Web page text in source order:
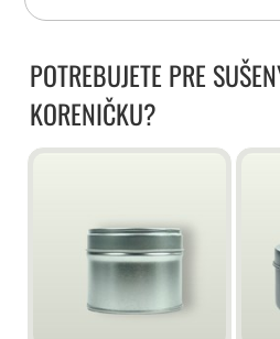
POTREBUJETE PRE
KORENIČKU?